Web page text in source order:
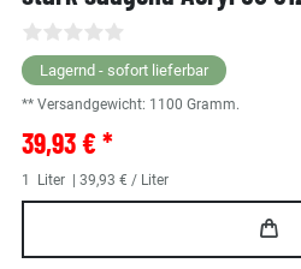
Lagernd - sofort lieferbar
** Versandgewicht: 1100 Gramm.
39,93 € *
1 Liter | 39,93 € / Liter